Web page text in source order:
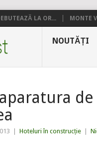
LA OR... MONTE
NOUTĂȚI
Hoteluri în construcție